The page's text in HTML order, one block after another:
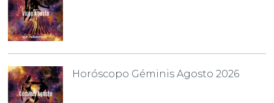
Horóscopo Géminis Agosto 2026